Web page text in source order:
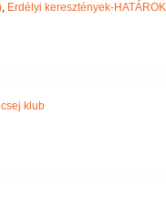
, Erdélyi keresztények-
klub